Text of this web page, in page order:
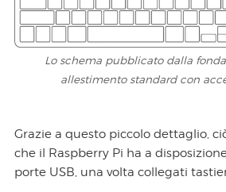
Lo schema pubblicato dalla
allestimento standard con
Grazie a questo piccolo dettaglio,
che il Raspberry Pi ha a
porte USB, una volta collegati